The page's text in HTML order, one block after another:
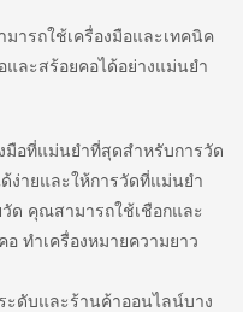
ารถใช้เครื่องมือและเทคนิค
ละสร้อยคอได้อย่างแม่นยำ
มือที่แม่นยำที่สุดสำหรับการวัด
ง่ายและให้การวัดที่แม่นยำ
ด คุณสามารถใช้เชือกและ
ทำเครื่องหมายความยาว
ะดับและร้านค้าออนไลน์บาง